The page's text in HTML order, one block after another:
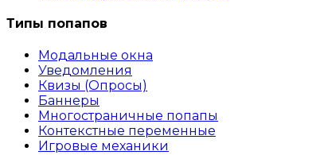
Типы попапов
Модальные окна
Уведомления
Квизы (Опросы)
Баннеры
Многостраничные попапы
Контекстные переменные
Игровые механики